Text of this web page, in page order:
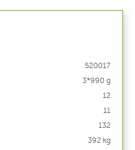
520017
3*990 g
12
11
132
392 kg